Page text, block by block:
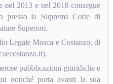
2013 e nel 2018 consegue
presso la Suprema Corte di
Superiori.
Legale Mosca e Costanzo, di
pubblicazioni giuridiche e
nonché porta avanti la sua